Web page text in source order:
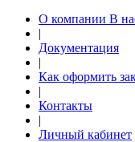
О компании В
|
Документация
|
Как оформить
|
Контакты
|
Личный кабинет